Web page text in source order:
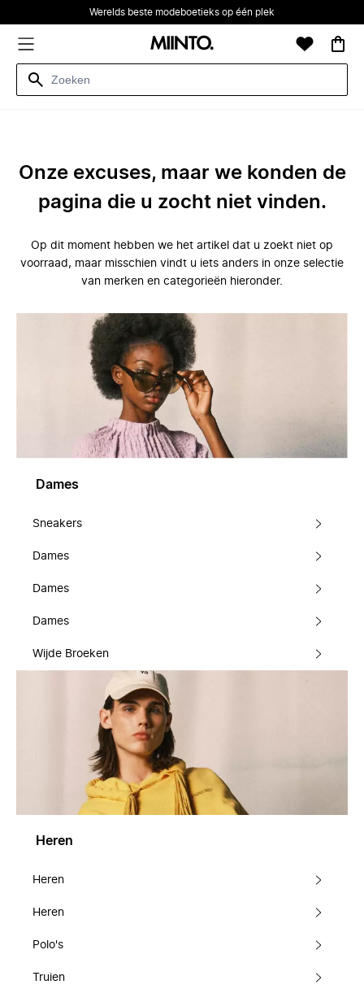
Werelds beste modeboetieks op één plek
Onze excuses, maar we konden de
pagina die u zocht niet vinden.
Op dit moment hebben we het artikel dat u zoekt niet op
voorraad, maar misschien vindt u iets anders in onze selectie
van merken en categorieën hieronder.
Dames
Sneakers
Dames
Dames
Dames
Wijde Broeken
Heren
Heren
Heren
Polo's
Truien